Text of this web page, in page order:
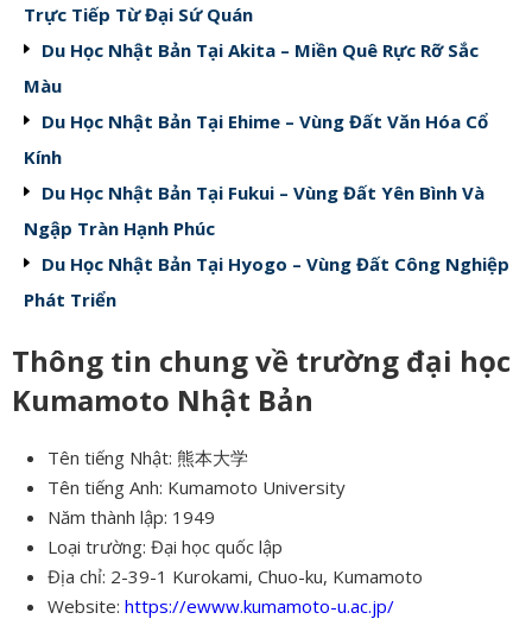
Trực Tiếp Từ Đại Sứ Quán
Du Học Nhật Bản Tại Akita – Miền Quê Rực Rỡ Sắc
Màu
Du Học Nhật Bản Tại Ehime – Vùng Đất Văn Hóa Cổ
Kính
Du Học Nhật Bản Tại Fukui – Vùng Đất Yên Bình Và
Ngập Tràn Hạnh Phúc
Du Học Nhật Bản Tại Hyogo – Vùng Đất Công Nghiệp
Phát Triển
Thông tin chung về trường đại học
Kumamoto Nhật Bản
Tên tiếng Nhật: 熊本大学
Tên tiếng Anh: Kumamoto University
Năm thành lập: 1949
Loại trường: Đại học quốc lập
Địa chỉ: 2-39-1 Kurokami, Chuo-ku, Kumamoto
Website: https://ewww.kumamoto-u.ac.jp/